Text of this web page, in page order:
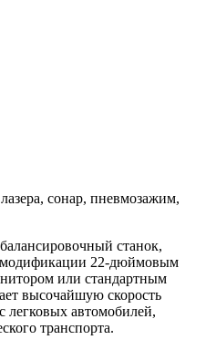
сонар, пневмозажим,
станок,
модификации 22-дюймовым
или стандартным
высочайшую скорость
легковых автомобилей,
транспорта.